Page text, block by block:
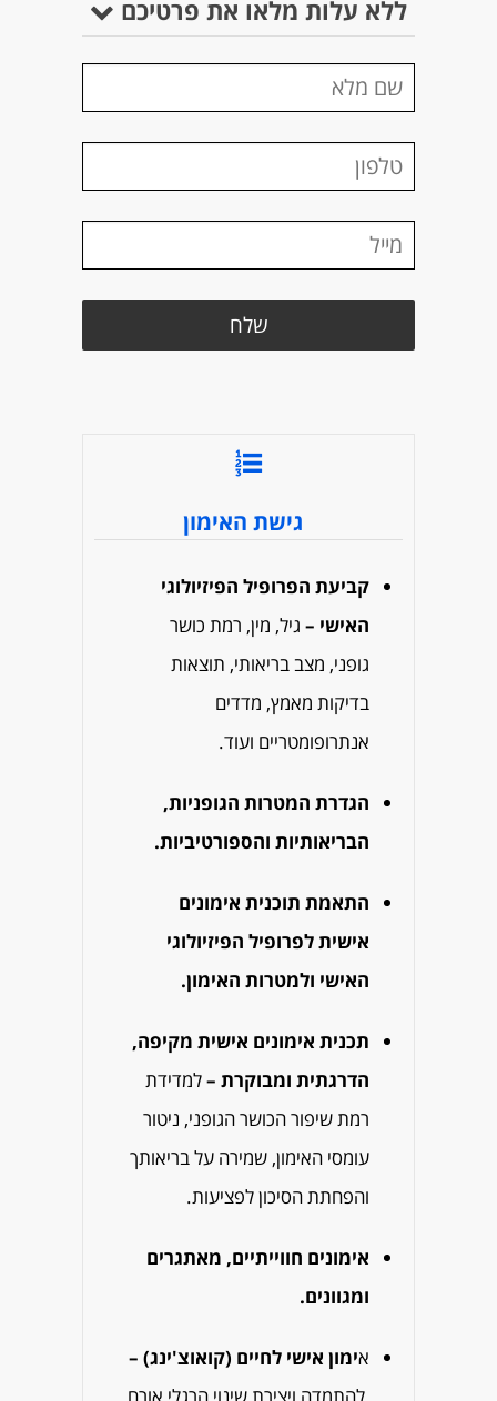
ללא עלות מלאו את פרטיכם
גישת האימון
קביעת הפרופיל הפיזיולוגי
האישי – גיל, מין, רמת כושר
גופני, מצב בריאותי, תוצאות
בדיקות מאמץ, מדדים
אנתרופומטריים ועוד.
הגדרת המטרות הגופניות,
הבריאותיות והספורטיביות.
התאמת תוכנית אימונים
אישית לפרופיל הפיזיולוגי
האישי ולמטרות האימון.
תכנית אימונים אישית מקיפה,
הדרגתית ומבוקרת –למדידת
רמת שיפור הכושר הגופני, ניטור
עומסי האימון, שמירה על בריאותך
והפחתת הסיכון לפציעות.
אימונים חווייתיים, מאתגרים
ומגוונים.
אימון אישי לחיים (קואוצ'ינג) –